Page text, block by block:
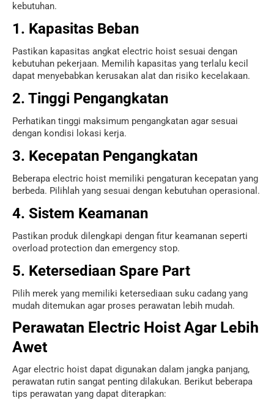
kebutuhan.
1. Kapasitas Beban
Pastikan kapasitas angkat electric hoist sesuai dengan
kebutuhan pekerjaan. Memilih kapasitas yang terlalu kecil
dapat menyebabkan kerusakan alat dan risiko kecelakaan.
2. Tinggi Pengangkatan
Perhatikan tinggi maksimum pengangkatan agar sesuai
dengan kondisi lokasi kerja.
3. Kecepatan Pengangkatan
Beberapa electric hoist memiliki pengaturan kecepatan yang
berbeda. Pilihlah yang sesuai dengan kebutuhan operasional.
4. Sistem Keamanan
Pastikan produk dilengkapi dengan fitur keamanan seperti
overload protection dan emergency stop.
5. Ketersediaan Spare Part
Pilih merek yang memiliki ketersediaan suku cadang yang
mudah ditemukan agar proses perawatan lebih mudah.
Perawatan Electric Hoist Agar Lebih
Awet
Agar electric hoist dapat digunakan dalam jangka panjang,
perawatan rutin sangat penting dilakukan. Berikut beberapa
tips perawatan yang dapat diterapkan: